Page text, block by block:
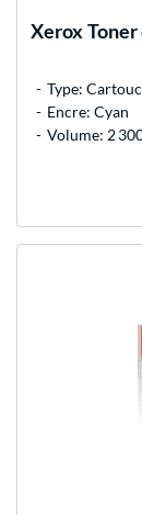
Xerox
Type:
Encre: Cyan
Volume: 2